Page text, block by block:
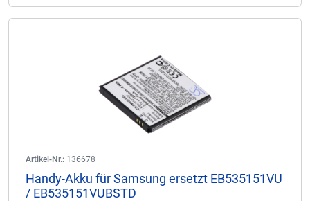
Artikel-Nr.: 136678
Handy-Akku für Samsung ersetzt EB535151VU
/ EB535151VUBSTD